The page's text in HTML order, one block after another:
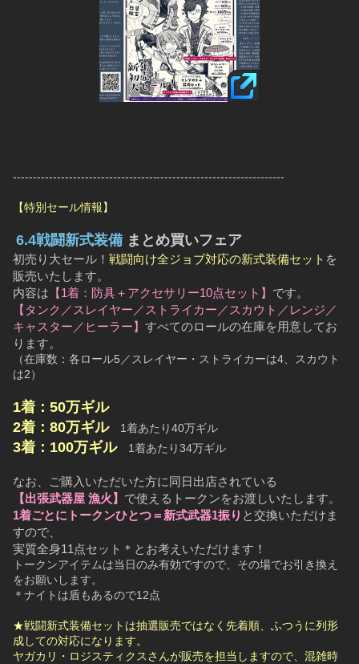
--------------------------------------------------------------------
【特別セール情報】
6.4戦闘新式装備 まとめ買いフェア
初売り大セール！ 戦闘向け全ジョブ対応の新式装備セット を
販売いたします。
内容は 【1着：防具＋アクセサリー10点セット】 です。
【タンク／スレイヤー／ストライカー／スカウト／レンジ／
キャスター／ヒーラー】 すべてのロールの在庫を用意してお
ります。
（在庫数：各ロール5／スレイヤー・ストライカーは4、スカウト
は2）
1着：50万ギル
2着：80万ギル 1着あたり40万ギル
3着：100万ギル 1着あたり34万ギル
なお、ご購入いただいた方に同日出店されている
【出張武器屋 漁火】 で使えるトークンをお渡しいたします。
1着ごとにトークンひとつ＝新式武器1振り と交換いただけま
すので、
実質全身11点セット＊とお考えいただけます！
トークンアイテムは当日のみ有効ですので、その場でお引き換え
をお願いします。
＊ナイトは盾もあるので12点
★戦闘新式装備セットは抽選販売ではなく先着順、ふつうに列形
成しての対応になります。
ヤガカリ・ロジスティクスさんが販売を担当しますので、混雑時